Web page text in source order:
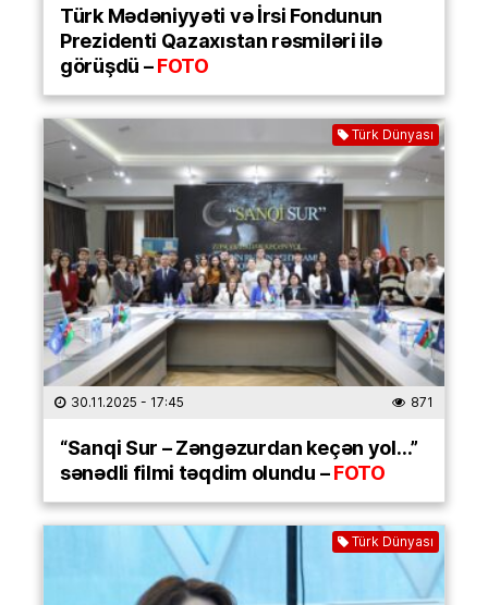
Türk Mədəniyyəti və İrsi Fondunun
Prezidenti Qazaxıstan rəsmiləri ilə
görüşdü –FOTO
Türk Dünyası
30.11.2025 - 17:45 871
“Sanqi Sur – Zəngəzurdan keçən yol…”
sənədli filmi təqdim olundu –FOTO
Türk Dünyası